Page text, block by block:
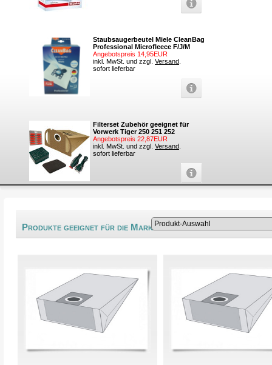
Staubsaugerbeutel Miele CleanBag
Professional Microfleece F/J/M
Angebotspreis 14,95EUR
inkl. MwSt. und zzgl. Versand
sofort lieferbar
Filterset Zubehör geeignet für
Vorwerk Tiger 250 251 252
Angebotspreis 22,87EUR
inkl. MwSt. und zzgl. Versand
sofort lieferbar
Produkte geeignet für die Marke Europa Style